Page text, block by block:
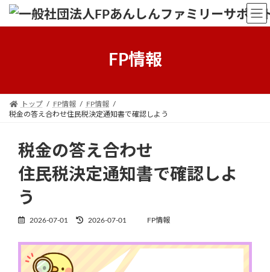
Skip
the
Skip
the
FP情報
トップ FP情報
FP情報
税金の答え合わせ住民税決定通知書で確認しよう
税金の答え合わせ
住民税決定通知書で確認しよ
う
2026-07-01
Last
2026-07-01 FP情報